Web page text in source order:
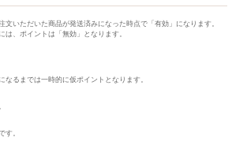
文いただいた商品が発送済みになった時点で「有効」になります。
は、ポイントは「無効」となります。
なるまでは一時的に仮ポイントとなります。
す。